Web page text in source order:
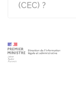
(CEC) ?